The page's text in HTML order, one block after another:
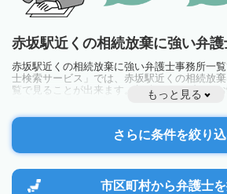
赤坂駅近くの相続放棄に強い弁
赤坂駅近くの相続放棄に強い弁護士事務所一
士検索サービス」では、赤坂駅近くの相続放
覧で見ることが出来ます。相続のトラブルやお
度近隣の弁護士に相談してみましょう。
もっと見る
さらに条件を絞り
市区町村から弁護士